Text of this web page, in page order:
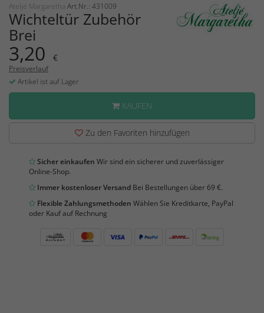
Ateljé Margaretha Art.Nr.: 431009
Wichteltür Zubehör
Brei
3,20 €
Preisverlauf
Artikel ist auf Lager
KAUFEN
Zu den Favoriten hinzufügen
Sicher einkaufen Wir sind ein sicherer und zuverlässiger
Online-Shop.
Immer kostenloser Versand Bei Bestellungen über 69 €.
Flexible Zahlungsmethoden Wählen Sie Kreditkarte, PayPal
oder Kauf auf Rechnung